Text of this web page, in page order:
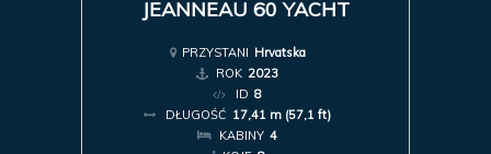
JEANNEAU 60 YACHT
PRZYSTANI Hrvatska
ROK 2023
ID 8
DŁUGOŚĆ 17,41 m (57,1 ft)
KABINY 4